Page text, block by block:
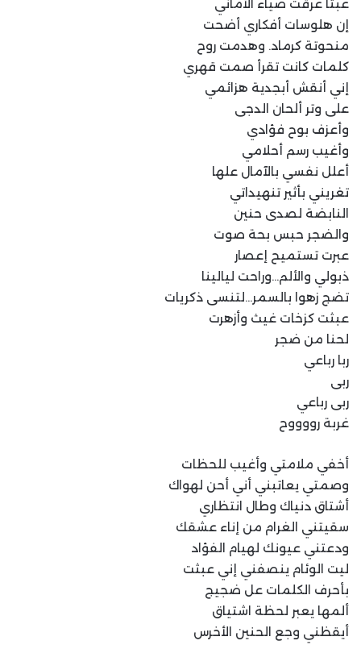
عبثا غرقت ضياء الأماني
إن هلوسات أفكاري أضحت
منحوتة كرماد. وهدمت روح
كلمات كانت تقرأ صمت قهري
إني أنقش أبجدية هزائمي
على وتر ألحان الدجى
وأعزف بوح فؤادي
وأغيب رسم أحلامي
أعلل نفسي بالآمال علها
تغريني بأثير تنهيداتي
النابضة لصدى حنين
والضجر حبس بحة صوت
عبرت تستميح إعصار
ذبولي والألم…وراحت ليالينا
تضج زهوا بالسمر…لتنسى ذكريات
عبثت كزخات غيث وأزهرت
لحنا من ضجر
ربا رباعي
ربى
ربى رباعي
غربة رووووح
أخفي ملامتي وأغيب للحظات
وصمتي يعاتبني أني أحن لهواك
أشتاق دنياك وطال انتظاري
سقيتني الغرام من إناء عشقك
ودعتني عيونك لهيام الفؤاد
ليت الوئام ينصفني إني عبثت
بأحرف الكلمات عل ضجيج
ألمها يعبر لحظة اشتياق
أيقظني وجع الحنين الأخرس